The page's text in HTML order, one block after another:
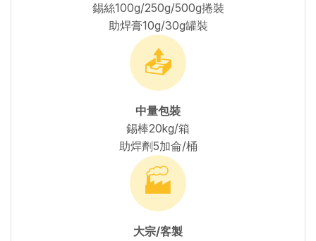
錫絲100g/250g/500g捲裝
助焊膏10g/30g罐裝
📤
中量包裝
錫棒20kg/箱
助焊劑5加侖/桶
🏭
大宗/客製